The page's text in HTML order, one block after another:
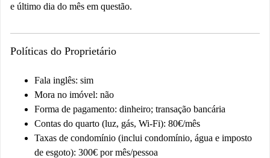
e último dia do mês em questão.
Políticas do Proprietário
Fala inglês: sim
Mora no imóvel: não
Forma de pagamento: dinheiro; transação bancária
Contas do quarto (luz, gás, Wi-Fi): 80€/mês
Taxas de condomínio (inclui condomínio, água e imposto
de esgoto): 300€ por mês/pessoa